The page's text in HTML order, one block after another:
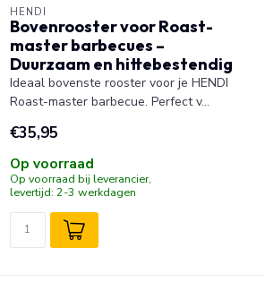
HENDI
Bovenrooster voor Roast-
master barbecues –
Duurzaam en hittebestendig
Ideaal bovenste rooster voor je HENDI
Roast-master barbecue. Perfect v...
€35,95
Op voorraad
Op voorraad bij leverancier,
levertijd: 2-3 werkdagen